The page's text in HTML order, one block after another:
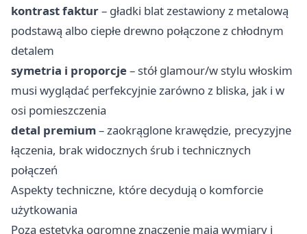
kontrast faktur– gładki blat zestawiony z metalową
podstawą albo ciepłe drewno połączone z chłodnym
detalem
symetria i proporcje– stół glamour/w stylu włoskim
musi wyglądać perfekcyjnie zarówno z bliska, jak i w
osi pomieszczenia
detal premium– zaokrąglone krawędzie, precyzyjne
łączenia, brak widocznych śrub i technicznych
połączeń
Aspekty techniczne, które decydują o komforcie
użytkowania
Poza estetyką ogromne znaczenie mają wymiary i